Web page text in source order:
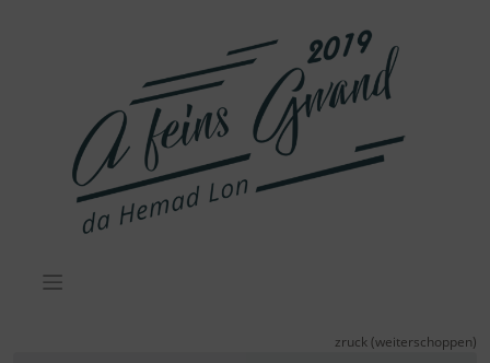
zruck (weiterschoppen)